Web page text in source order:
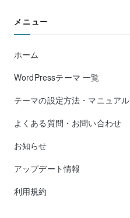
メニュー
ホーム
WordPressテーマ 一覧
テーマの設定方法・マニュアル
よくある質問・お問い合わせ
お知らせ
アップデート情報
利用規約